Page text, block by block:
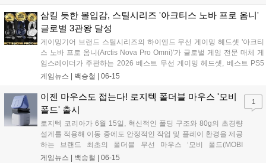
적용해 소장 가치를 높인 것이 특징이다....
삼킬 듯한 몰입감, 스틸시리즈 '아크티스 노바 프로 옴니'
글로벌 3관왕 달성
게이밍기어 브랜드 스틸시리즈의 하이엔드 무선 게이밍 헤드셋 '아크티
스 노바 프로 옴니(Arctis Nova Pro Omni)'가 글로벌 게임 전문 매체 게
임스레이더가 주관하는 2026 베스트 무선 게이밍 헤드셋, 베스트 PS5
헤드셋, 베스트 럭셔리 닌텐도 스위치 헤드셋 등 3개 부문에 선정됐다.
최대 4개의 오디오 소스를 동시에 믹스하여 재생하는 기술력을 인정받
았다....
게임뉴스 | 백승철 06-15
이젠 마우스도 접는다! 로지텍 폴더블 마우스 '모비
폴드' 출시
로지텍 코리아가 6월 15일, 혁신적인 폴딩 구조와 80g의 초경량
설계를 적용해 이동 중에도 안정적인 작업 및 플레이 환경을 제공
하는 브랜드 최초의 폴더블 무선 마우스 ‘모비 폴드(MOBI
FOLD)’를 국내에 정식 출시했다. 이번 신제품은 외부 업무 공간
게임뉴스 | 백승철 06-15
1